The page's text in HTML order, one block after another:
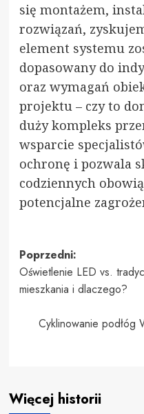
się montażem,
rozwiązań,
element systemu
dopasowany do
oraz wymagań
projektu – czy to
duży kompleks
wsparcie
ochronę i pozwala
codziennych
potencjalne
Zobacz
wpisy
Poprzedni:
Oświetlenie LED vs.
mieszkania i dlaczego?
Cyklinowanie podłóg
Więcej historii